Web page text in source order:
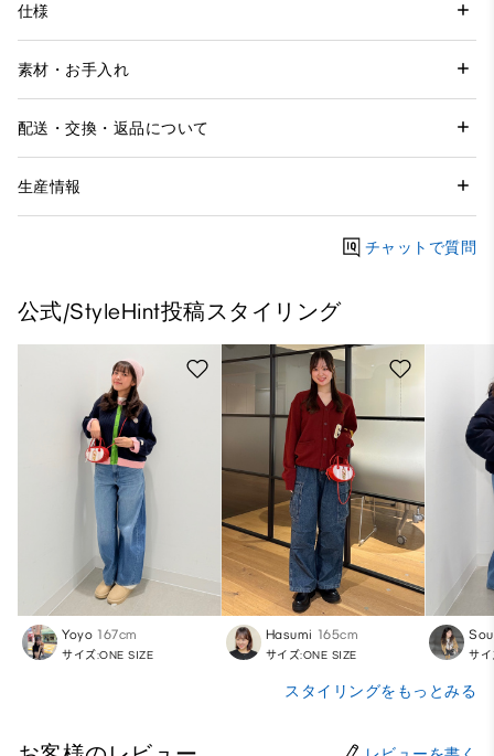
仕様
素材・お手入れ
配送・交換・返品について
生産情報
チャットで質問
公式/StyleHint投稿スタイリング
Yoyo 167cm
サイズ:ONE SIZE
Hasumi 165cm
サイズ:ONE SIZE サ
スタイリングをもっとみる